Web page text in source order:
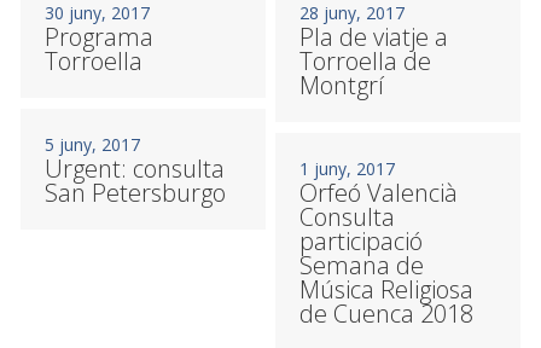
30 juny, 2017
Programa
Torroella
28 juny, 2017
Pla de viatje a
Torroella de
Montgrí
5 juny, 2017
Urgent: consulta
San Petersburgo
1 juny, 2017
Orfeó Valencià
Consulta
participació
Semana de
Música Religiosa
de Cuenca 2018